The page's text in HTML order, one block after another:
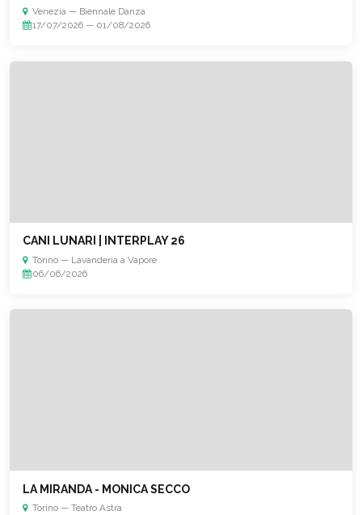
Venezia — Biennale Danza
17/07/2026 — 01/08/2026
CANI LUNARI | INTERPLAY 26
Torino — Lavanderia a Vapore
06/06/2026
LA MIRANDA - MONICA SECCO
Torino — Teatro Astra